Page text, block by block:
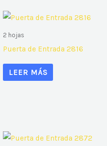
2 hojas
Puerta de Entrada 2816
LEER MÁS